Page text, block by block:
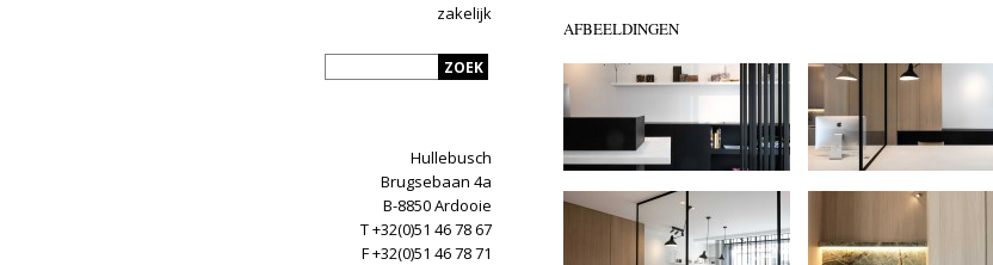
zakelijk
Hullebusch
Brugsebaan 4a
B-8850 Ardooie
T +32(0)51 46 78 67
F +32(0)51 46 78 71
AFBEELDINGEN